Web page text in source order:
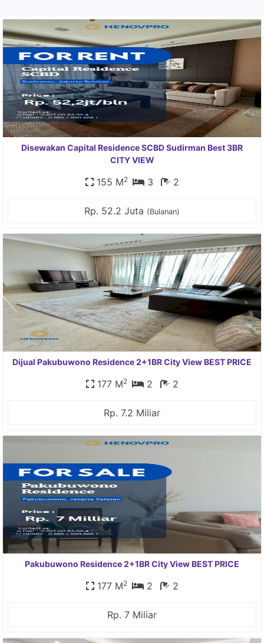
Disewakan Capital Residence SCBD Sudirman Best 3BR
CITY VIEW
155 M2 3 2
Rp. 52.2 Juta (Bulanan)
Dijual Pakubuwono Residence 2+1BR City View BEST PRICE
177 M2 2 2
Rp. 7.2 Miliar
Pakubuwono Residence 2+1BR City View BEST PRICE
177 M2 2 2
Rp. 7 Miliar